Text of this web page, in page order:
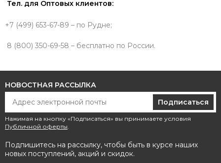
Тел. для Оптовых клиентов:
+7 (499) 653-67-89 – по Рудне;
8 (800) 350-69-58 – бесплатно по России.
НОВОСТНАЯ РАССЫЛКА
Подписаться
Нажимая на кнопку «Подписаться» вы принимаете условия
Публичной оферты.
Подпишитесь на рассылку, чтобы быть в курсе наших
новых поступлений, акций и скидок.